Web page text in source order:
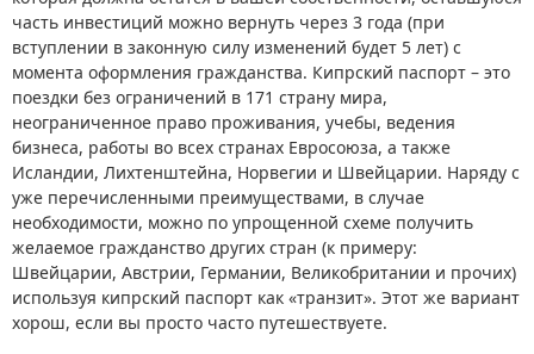
часть инвестиций можно вернуть через 3 года (при
вступлении в законную силу изменений будет 5 лет) с
момента оформления гражданства. Кипрский паспорт – это
поездки без ограничений в 171 страну мира,
неограниченное право проживания, учебы, ведения
бизнеса, работы во всех странах Евросоюза, а также
Исландии, Лихтенштейна, Норвегии и Швейцарии. Наряду с
уже перечисленными преимуществами, в случае
необходимости, можно по упрощенной схеме получить
желаемое гражданство других стран (к примеру:
Швейцарии, Австрии, Германии, Великобритании и прочих)
используя кипрский паспорт как «транзит». Этот же вариант
хорош, если вы просто часто путешествуете.